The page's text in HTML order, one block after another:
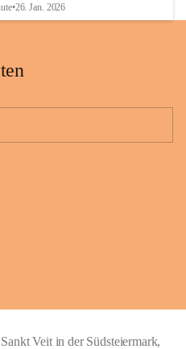
•26. Jan. 2026
Veit in der Südsteiermark,